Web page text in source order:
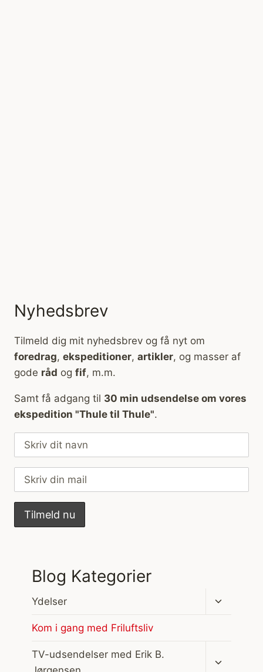
Nyhedsbrev
Tilmeld dig mit nyhedsbrev og få nyt om
foredrag, ekspeditioner, artikler, og masser af
gode råd og fif, m.m.
Samt få adgang til 30 min udsendelse om vores
ekspedition "Thule til Thule".
Blog Kategorier
Ydelser
Skift
Kom i gang med Friluftsliv
TV-udsendelser med Erik B.